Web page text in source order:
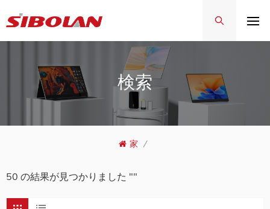
検索
家 /
50 の結果が見つかりました ""